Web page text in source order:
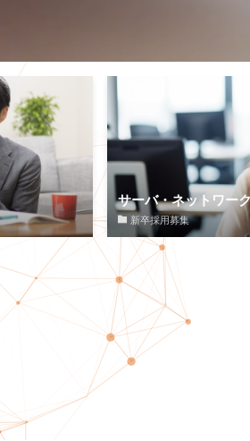
サーバ・ネットワー
新卒採用募集